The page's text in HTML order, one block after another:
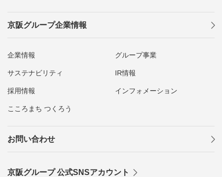
京阪グループ企業情報
企業情報 グループ事業
サステナビリティ IR情報
採用情報 インフォメーション
こころまち つくろう
お問い合わせ
京阪グループ 公式SNSアカウント